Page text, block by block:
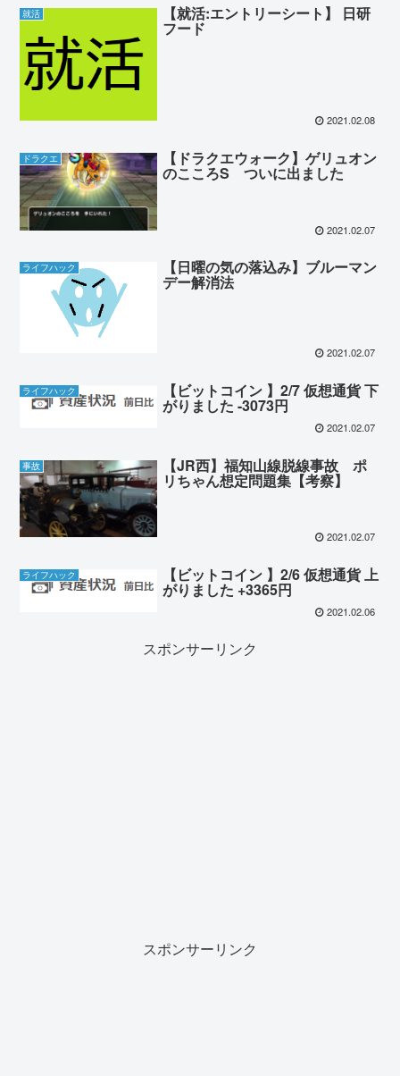
就活 【就活:エントリーシート】 日研
フード
2021.02.08
ドラクエ 【ドラクエウォーク】ゲリュオン
のこころS ついに出ました
2021.02.07
ライフハック 【日曜の気の落込み】ブルーマン
デー解消法
2021.02.07
ライフハック 【ビットコイン 】2/7 仮想通貨 下
がりました -3073円
2021.02.07
事故 【JR西】福知山線脱線事故 ポ
リちゃん想定問題集【考察】
2021.02.07
ライフハック 【ビットコイン 】2/6 仮想通貨 上
がりました +3365円
2021.02.06
スポンサーリンク
スポンサーリンク